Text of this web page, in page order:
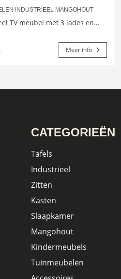
INDUSTRIEEL MANGOHOUT
TV meubel met 3 lades en…
Meer info
CATEGORIEËN
Tafels
Industrieel
Zitten
Kasten
Slaapkamer
Mangohout
Kindermeubels
Tuinmeubelen